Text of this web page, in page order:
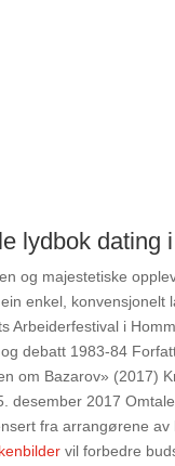
lydbok dating
og majestetiske
enkel, konvensjonelt
Arbeiderfestival i
debatt 1983-84
om Bazarov» (2017)
desember 2017
fra arrangørene
vil forbedre